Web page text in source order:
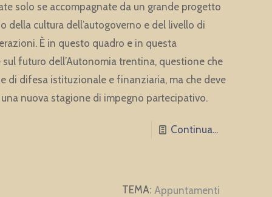
solo se accompagnate da un grande progetto
della cultura dell’autogoverno e del livello di
È in questo quadro e in questa
futuro dell’Autonomia trentina, questione che
di difesa istituzionale e finanziaria, ma che deve
nuova stagione di impegno partecipativo.
Continua...
Appuntamenti